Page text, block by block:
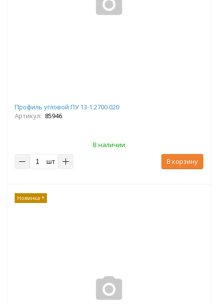
Профиль угловой ПУ 13-1.2700.020
Артикул: 85946
В наличии
шт
В корзину
Новинка *